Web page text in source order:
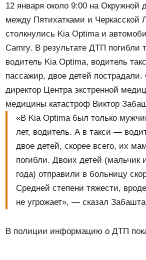
12 января около 9:00 на Окружной
между Пятихатками и Черкасской
столкнулись Kia Optima и
Camry. В результате ДТП погибли
водитель Kia Optima, водитель
пассажир, двое детей
директор Центра экстренной
медицины катастроф Виктор
«В Kia Optima был только
лет, водитель. А в такси —
двое детей, скорее всего, их
погибли. Двоих детей (мальчик
года) отправили в больницу
Средней степени тяжести,
не угрожает», — сказал
В полиции информацию о ДТП